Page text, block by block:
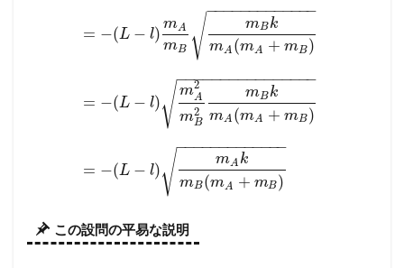
= −(L − l)
mA
mB
mBk
mA (mA + mB )
− −
−−−−−−−−−−−
√
= −(L − l)
m2
A
m2
B
mBk
mA (mA + mB )
− −
−−−−−−−−−−−−−−
√
= −(L − l)
mA k
mB(mA + mB)
− −
−−−−−−−−−−−
√
この設問の平易な説明